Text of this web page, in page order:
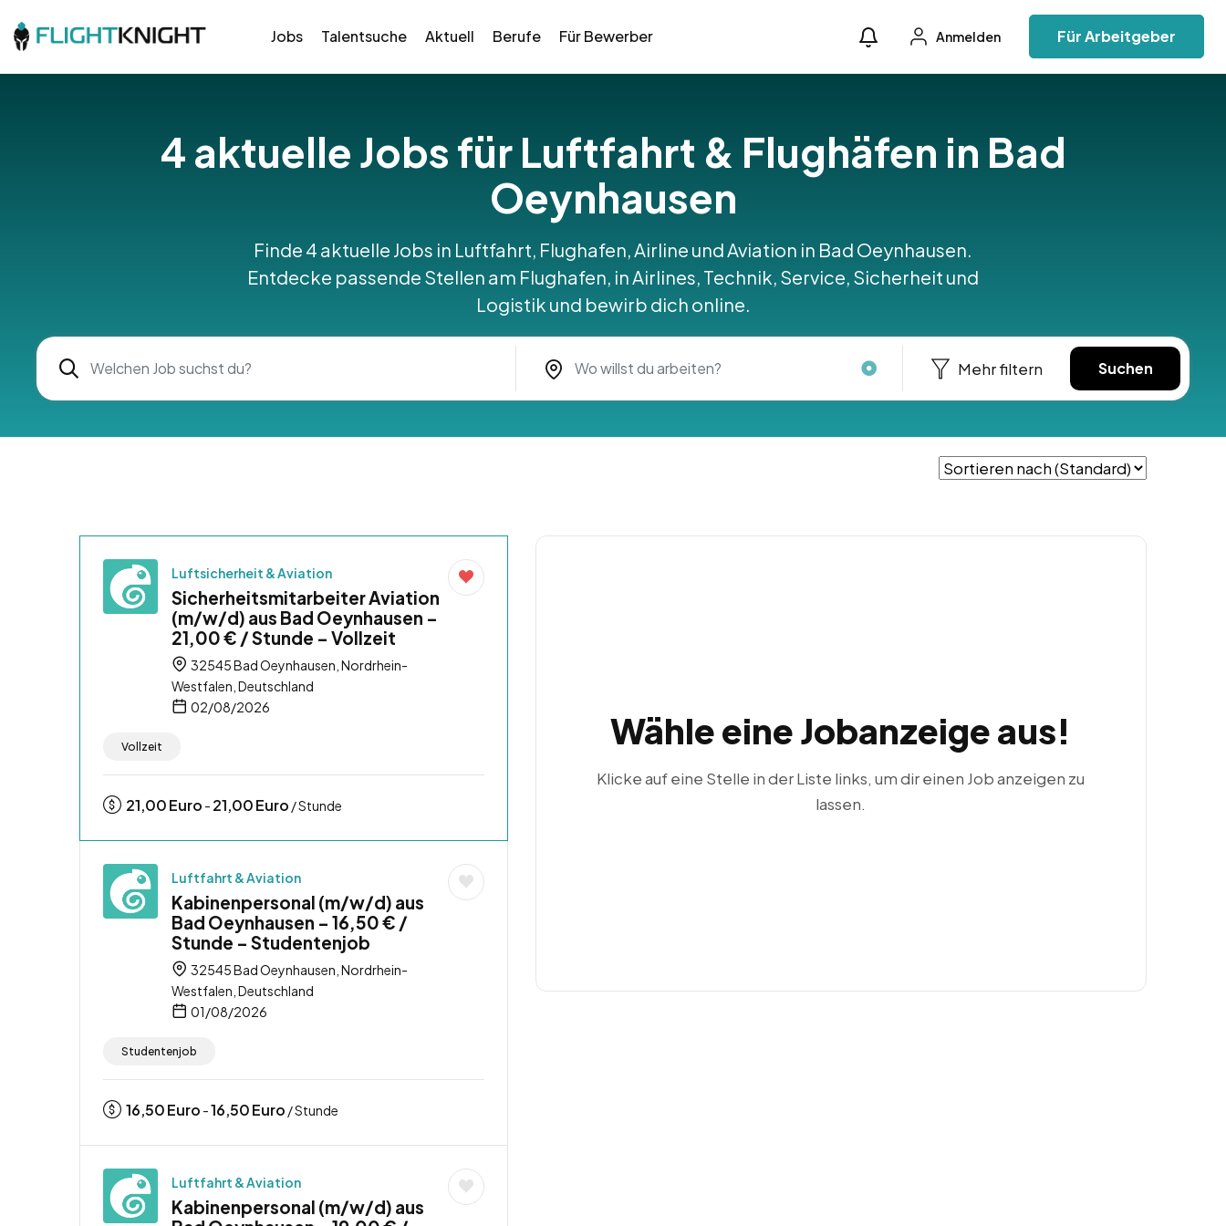
Jobs Talentsuche Aktuell Berufe Für Bewerber Anmelden Für Arbeitgeber
4 aktuelle Jobs für Luftfahrt & Flughäfen in Bad
Oeynhausen
Finde 4 aktuelle Jobs in Luftfahrt, Flughafen, Airline und Aviation in Bad Oeynhausen.
Entdecke passende Stellen am Flughafen, in Airlines, Technik, Service, Sicherheit und
Logistik und bewirb dich online.
Mehr filtern Suchen
Luftsicherheit & Aviation
Sicherheitsmitarbeiter Aviation
(m/w/d) aus Bad Oeynhausen –
21,00 € / Stunde – Vollzeit
32545 Bad Oeynhausen, Nordrhein-
Westfalen, Deutschland
02/08/2026
Vollzeit
21,00Euro - 21,00Euro / Stunde
Luftfahrt & Aviation
Kabinenpersonal (m/w/d) aus
Bad Oeynhausen – 16,50 € /
Stunde – Studentenjob
32545 Bad Oeynhausen, Nordrhein-
Westfalen, Deutschland
01/08/2026
Studentenjob
16,50Euro -16,50Euro / Stunde
Luftfahrt & Aviation
Kabinenpersonal (m/w/d) aus
Wähle eine Jobanzeige aus!
Klicke auf eine Stelle in der Liste links, um dir einen Job anzeigen zu
lassen.